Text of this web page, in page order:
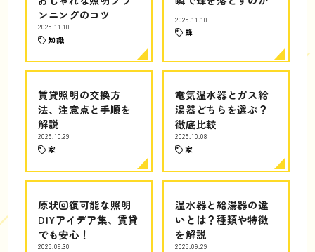
ンニングのコツ
2025.11.10
知識
2025.11.10
蜂
賃貸照明の交換方
法、注意点と手順を
解説
2025.10.29
家
電気温水器とガス給
湯器どちらを選ぶ？
徹底比較
2025.10.08
家
原状回復可能な照明
DIYアイデア集、賃貸
でも安心！
2025.09.30
温水器と給湯器の違
いとは？種類や特徴
を解説
2025.09.29